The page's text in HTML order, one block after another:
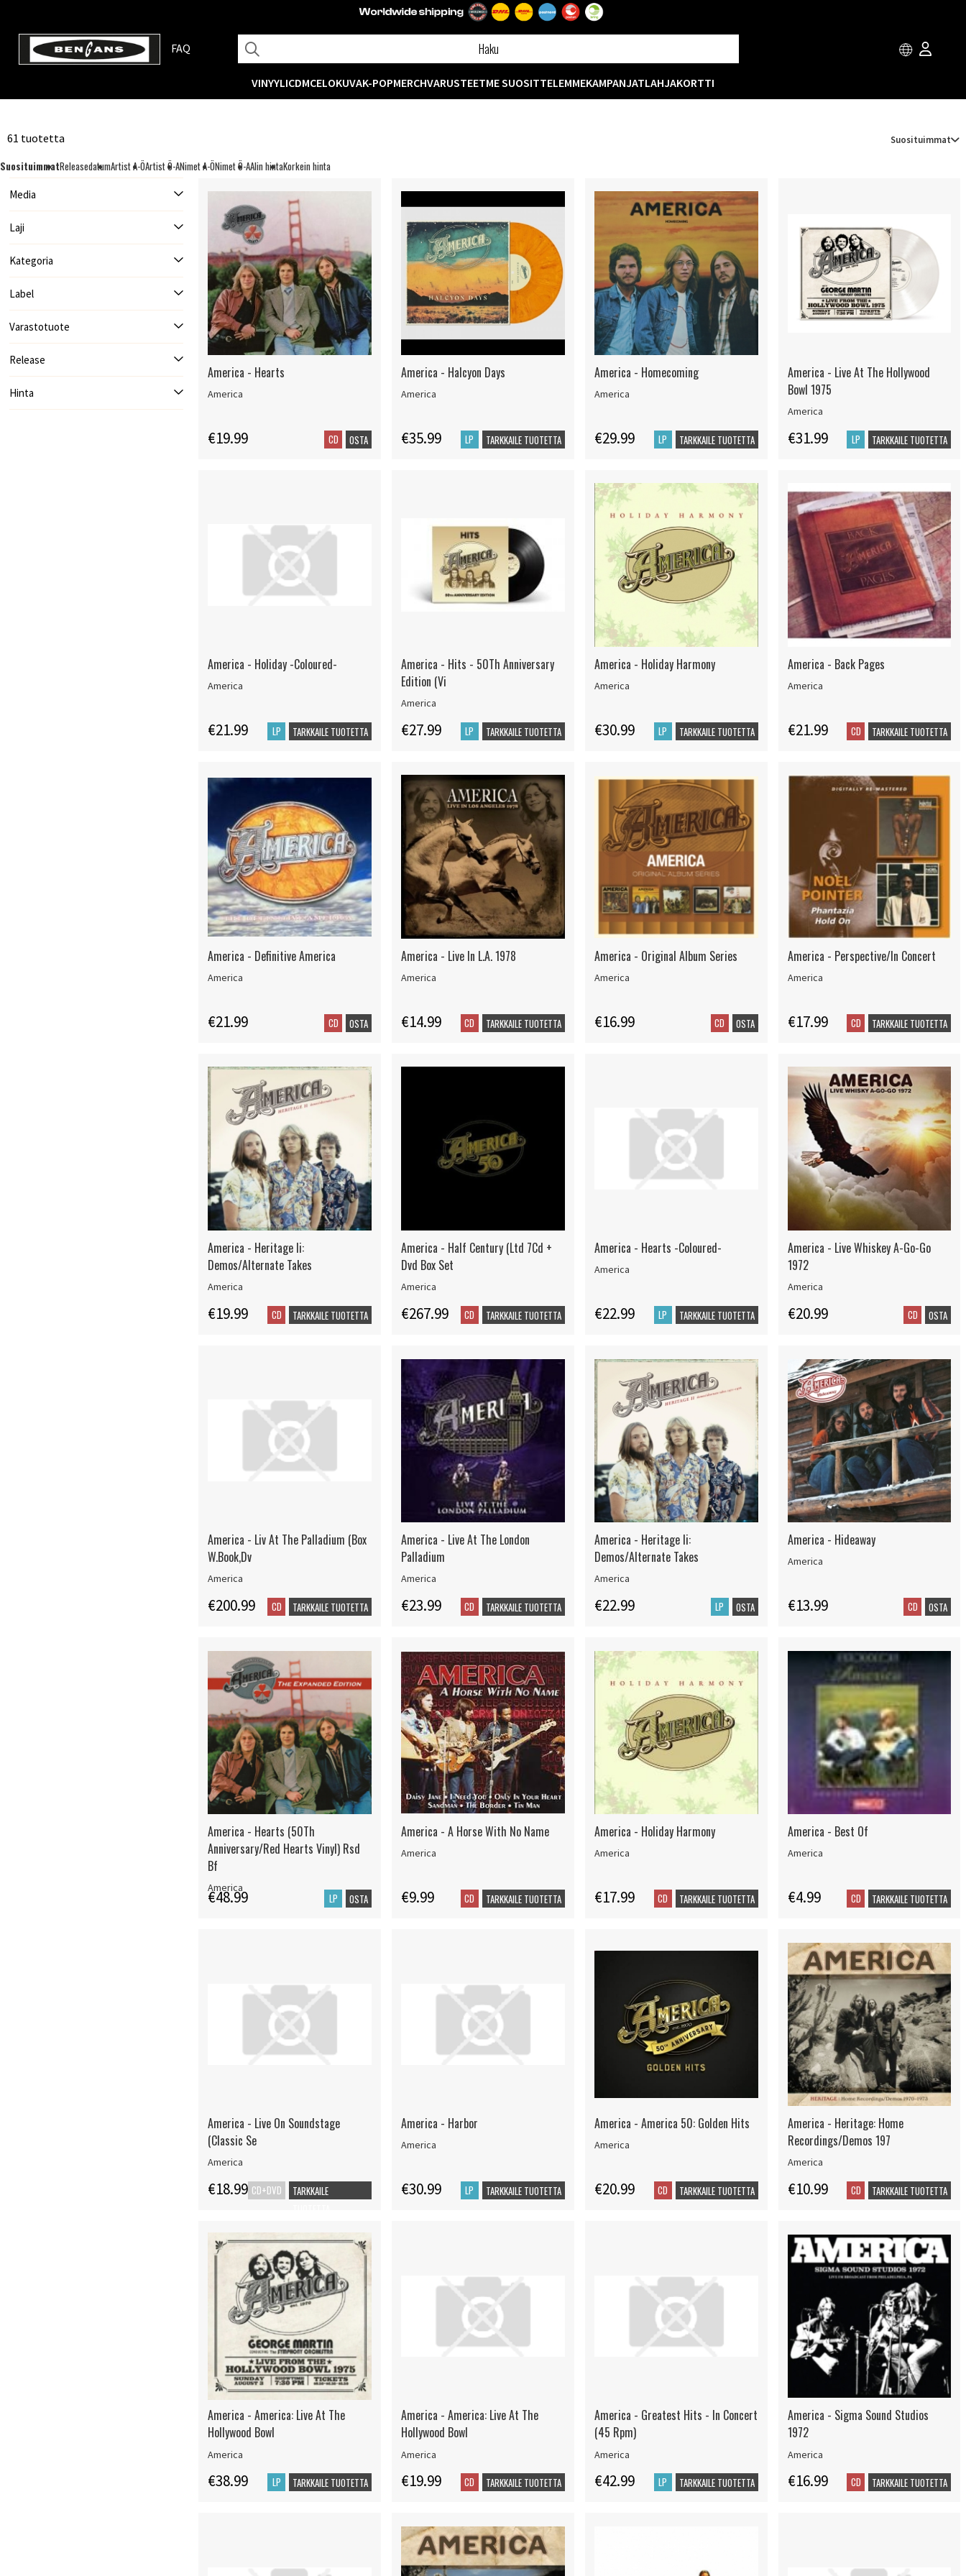
FAQ
VINYYLICDMCELOKUVAK-POPMERCHVARUSTEETME SUOSITTELEMMEKAMPANJATLAHJAKORTTI
61 tuotetta Suosituimmat
SuosituimmatReleasedatumArtist A-ÖArtist Ö-ANimet A-ÖNimet Ö-AAlin hintaKorkein hinta
Media
Laji
Kategoria
Label
Varastotuote
Release
Hinta
America - Hearts
America
€19.99 CD OSTA
America - Halcyon Days
America
€35.99 LP TARKKAILE TUOTETTA
America - Homecoming
America
€29.99 LP TARKKAILE TUOTETTA
America - Live At The Hollywood
Bowl 1975
America
€31.99 LP TARKKAILE TUOTETTA
America - Holiday -Coloured-
America
€21.99 LP TARKKAILE TUOTETTA
America - Hits - 50Th Anniversary
Edition (Vi
America
€27.99 LP TARKKAILE TUOTETTA
America - Holiday Harmony
America
€30.99 LP TARKKAILE TUOTETTA
America - Back Pages
America
€21.99 CD TARKKAILE TUOTETTA
America - Definitive America
America
€21.99 CD OSTA
America - Live In L.A. 1978
America
€14.99 CD TARKKAILE TUOTETTA
America - Original Album Series
America
€16.99 CD OSTA
America - Perspective/In Concert
America
€17.99 CD TARKKAILE TUOTETTA
America - Heritage Ii:
Demos/Alternate Takes
America
€19.99 CD TARKKAILE TUOTETTA
America - Half Century (Ltd 7Cd +
Dvd Box Set
America
€267.99 CD TARKKAILE TUOTETTA
America - Hearts -Coloured-
America
€22.99 LP TARKKAILE TUOTETTA
America - Live Whiskey A-Go-Go
1972
America
€20.99 CD OSTA
America - Liv At The Palladium (Box
W.Book,Dv
America
€200.99 CD TARKKAILE TUOTETTA
America - Live At The London
Palladium
America
€23.99 CD TARKKAILE TUOTETTA
America - Heritage Ii:
Demos/Alternate Takes
America
€22.99 LP OSTA
America - Hideaway
America
€13.99 CD OSTA
America - Hearts (50Th
Anniversary/Red Hearts Vinyl) Rsd
Bf
America
€48.99 LP OSTA
America - A Horse With No Name
America
€9.99 CD TARKKAILE TUOTETTA
America - Holiday Harmony
America
€17.99 CD TARKKAILE TUOTETTA
America - Best Of
America
€4.99 CD TARKKAILE TUOTETTA
America - Live On Soundstage
(Classic Se
America
€18.99 CD+DVD
TARKKAILE
America - Harbor
America
€30.99 LP TARKKAILE TUOTETTA
America - America 50: Golden Hits
America
€20.99 CD TARKKAILE TUOTETTA
America - Heritage: Home
Recordings/Demos 197
America
€10.99 CD TARKKAILE TUOTETTA
America - America: Live At The
Hollywood Bowl
America
€38.99 LP TARKKAILE TUOTETTA
America - America: Live At The
Hollywood Bowl
America
€19.99 CD TARKKAILE TUOTETTA
America - Greatest Hits - In Concert
(45 Rpm)
America
€42.99 LP TARKKAILE TUOTETTA
America - Sigma Sound Studios
1972
America
€16.99 CD TARKKAILE TUOTETTA